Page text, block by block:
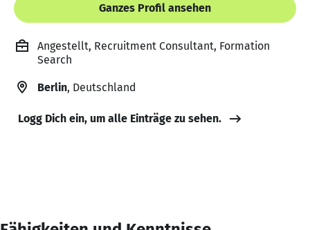
Ganzes Profil ansehen
Angestellt, Recruitment Consultant, Formation
Search
Berlin, Deutschland
Logg Dich ein, um alle Einträge zu sehen.